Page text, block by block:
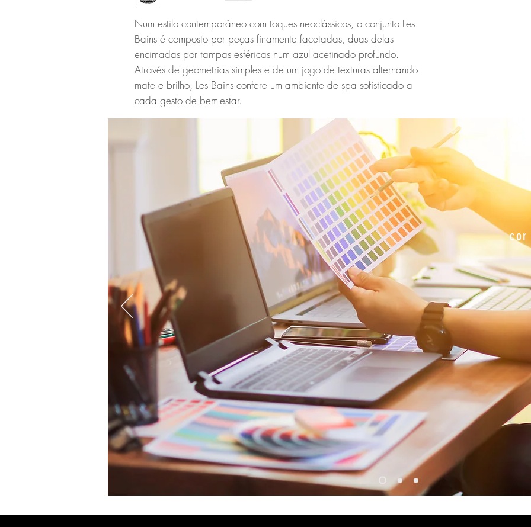
Num estilo contemporâneo com toques neoclássicos, o conjunto Les
Bains é composto por peças finamente facetadas, duas delas
encimadas por tampas esféricas num azul acetinado profundo.
Através de geometrias simples e de um jogo de texturas alternando
mate e brilho, Les Bains confere um ambiente de spa sofisticado a
cada gesto de bem-estar.
cor